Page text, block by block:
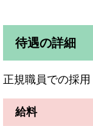
待遇の詳細
正規職員での採用
給料